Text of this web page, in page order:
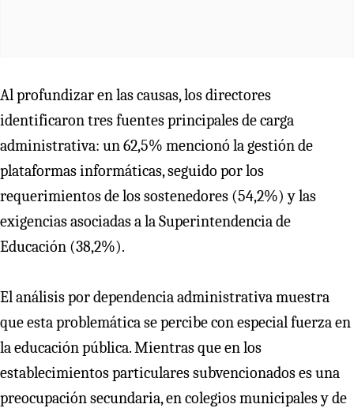
Al profundizar en las causas, los directores
identificaron tres fuentes principales de carga
administrativa: un 62,5% mencionó la gestión de
plataformas informáticas, seguido por los
requerimientos de los sostenedores (54,2%) y las
exigencias asociadas a la Superintendencia de
Educación (38,2%).
El análisis por dependencia administrativa muestra
que esta problemática se percibe con especial fuerza en
la educación pública. Mientras que en los
establecimientos particulares subvencionados es una
preocupación secundaria, en colegios municipales y de